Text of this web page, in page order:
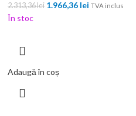
2.313,36lei 1.966,36 lei TVA inclus
În stoc
Adaugă în coș